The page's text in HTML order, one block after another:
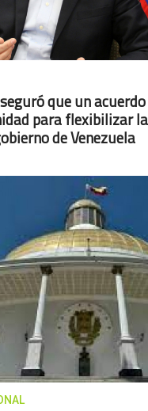
que un
para flexibilizar
de Venezuela